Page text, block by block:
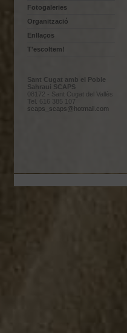
Fotogaleries
Organització
Enllaços
T'escoltem!
Sant Cugat amb el Poble
Sahraui SCAPS
08172 - Sant Cugat del Vallès
Tel. 616 385 107
scaps_scaps@hotmail.com